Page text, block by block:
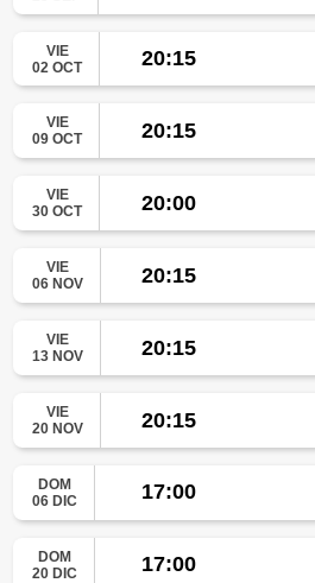
VIE
02 OCT
20:15
VIE
09 OCT
20:15
VIE
30 OCT
20:00
VIE
06 NOV
20:15
VIE
13 NOV
20:15
VIE
20 NOV
20:15
DOM
06 DIC
17:00
DOM
20 DIC
17:00